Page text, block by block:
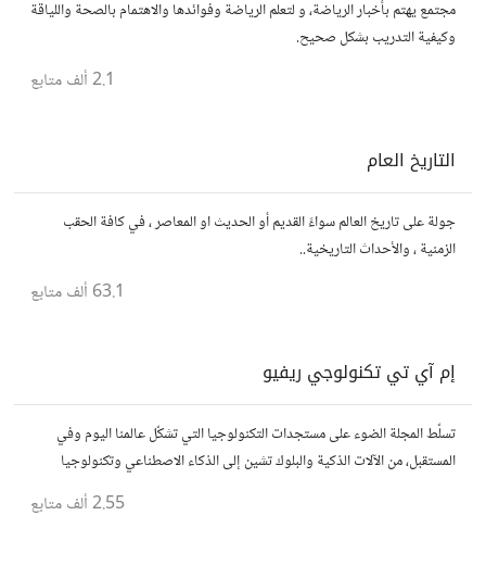
مجتمع يهتم بأخبار الرياضة، و لتعلم الرياضة وفوائدها والاهتمام بالصحة واللياقة
وكيفية التدريب بشكل صحيح.
2.1 ألف متابع
التاريخ العام
جولة على تاريخ العالم سواءً القديم أو الحديث او المعاصر ، في كافة الحقب
الزمنية ، والأحداث التاريخية..
63.1 ألف متابع
إم آي تي تكنولوجي ريفيو
تسلّط المجلة الضوء على مستجدات التكنولوجيا التي تشكّل عالمنا اليوم وفي
المستقبل، من الآلات الذكية والبلوك تشين إلى الذكاء الاصطناعي وتكنولوجيا
2.55 ألف متابع